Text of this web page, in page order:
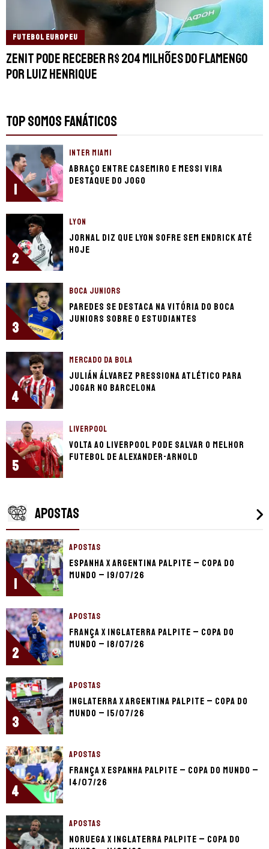
FUTEBOL EUROPEU
Zenit pode receber R$ 204 milhões do Flamengo
por Luiz Henrique
TOP SOMOS FANÁTICOS
1
INTER MIAMI
Abraço entre Casemiro e Messi vira
destaque do jogo
2
LYON
Jornal diz que Lyon sofre sem Endrick até
hoje
3
BOCA JUNIORS
Paredes se destaca na vitória do Boca
Juniors sobre o Estudiantes
4
MERCADO DA BOLA
Julián Álvarez pressiona Atlético para
jogar no Barcelona
5
LIVERPOOL
Volta ao Liverpool pode salvar o melhor
futebol de Alexander-Arnold
APOSTAS
1
APOSTAS
Espanha x Argentina palpite – Copa do
Mundo – 19/07/26
2
APOSTAS
França x Inglaterra palpite – Copa do
Mundo – 18/07/26
3
APOSTAS
Inglaterra x Argentina palpite – Copa do
Mundo – 15/07/26
4
APOSTAS
França x Espanha palpite – Copa do Mundo –
14/07/26
APOSTAS
Noruega x Inglaterra palpite – Copa do